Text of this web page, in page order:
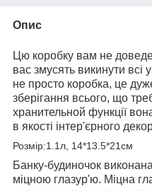
Опис
Цю коробку вам не
вас змусять викинути всі
не просто коробка, це
зберігання всього, що
хранительной функції
в якості інтер'єрного
Розмір:1.1л, 14*13.5*21см
Банку-будиночок виконана
міцною глазур'ю. Міцна